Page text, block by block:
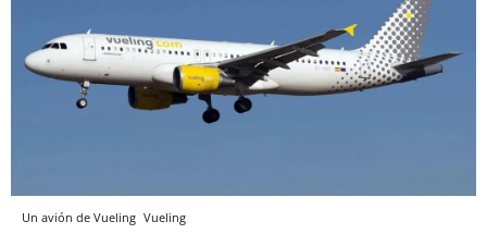
Un avión de Vueling Vueling